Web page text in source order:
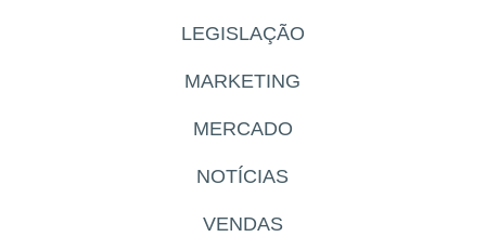
LEGISLAÇÃO
MARKETING
MERCADO
NOTÍCIAS
VENDAS